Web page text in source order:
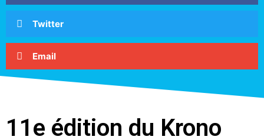
Twitter
Email
11e édition du Krono